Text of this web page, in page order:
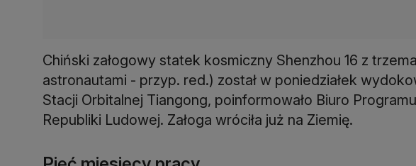
Chiński załogowy statek kosmiczny Shenzhou 16 z
astronautami - przyp. red.) został w poniedziałek
Stacji Orbitalnej Tiangong, poinformowało Biuro
Republiki Ludowej. Załoga wróciła już na Ziemię.